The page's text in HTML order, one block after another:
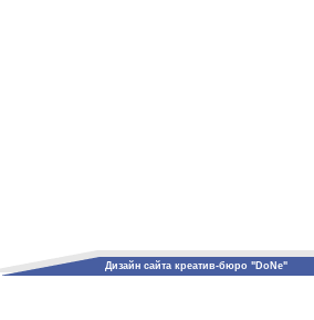
Дизайн сайта креатив-бюро "DoNe"